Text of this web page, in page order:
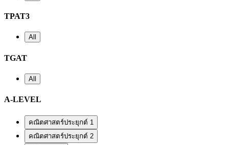
TPAT3
All
TGAT
All
A-LEVEL
คณิตศาสตร์ประยุกต์ 1
คณิตศาสตร์ประยุกต์ 2